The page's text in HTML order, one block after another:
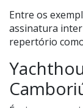
Entre os
assinatura
repertório